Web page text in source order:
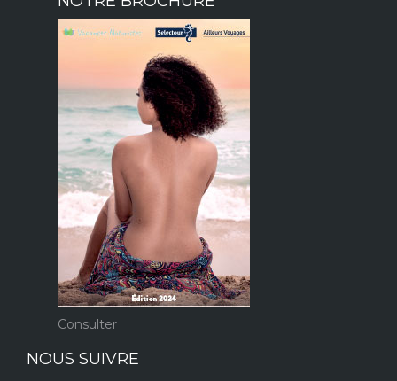
Consulter
NOUS SUIVRE